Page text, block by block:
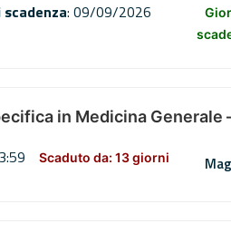
scadenza: 09/09/2026
in Medicina
Scaduto da: 13 giorni